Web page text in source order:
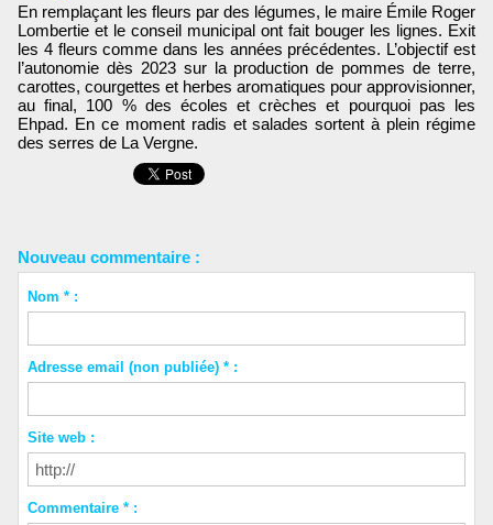
En remplaçant les fleurs par des légumes, le maire Émile Roger
Lombertie et le conseil municipal ont fait bouger les lignes. Exit
les 4 fleurs comme dans les années précédentes. L’objectif est
l’autonomie dès 2023 sur la production de pommes de terre,
carottes, courgettes et herbes aromatiques pour approvisionner,
au final, 100 % des écoles et crèches et pourquoi pas les
Ehpad. En ce moment radis et salades sortent à plein régime
des serres de La Vergne.
Nouveau commentaire :
Nom * :
Adresse email (non publiée) * :
Site web :
Commentaire * :